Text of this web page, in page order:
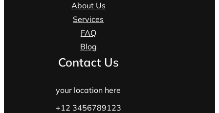
About Us
Services
FAQ
Blog
Contact Us
your location here
+12 3456789123